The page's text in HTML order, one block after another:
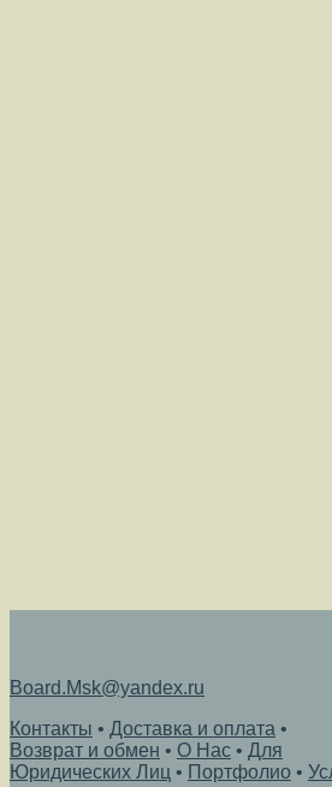
Board.Msk@yandex.ru
Контакты • Доставка и оплата •
Возврат и обмен • О Нас • Для
Юридических Лиц • Портфолио •